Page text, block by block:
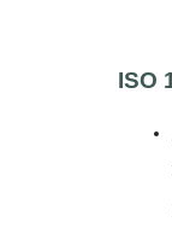
ISO